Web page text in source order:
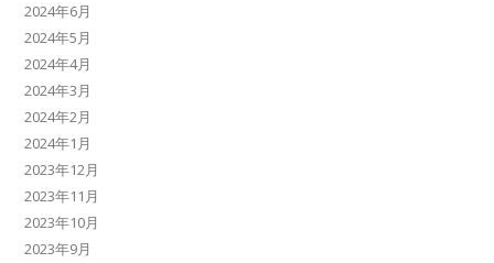
2024年6月
2024年5月
2024年4月
2024年3月
2024年2月
2024年1月
2023年12月
2023年11月
2023年10月
2023年9月